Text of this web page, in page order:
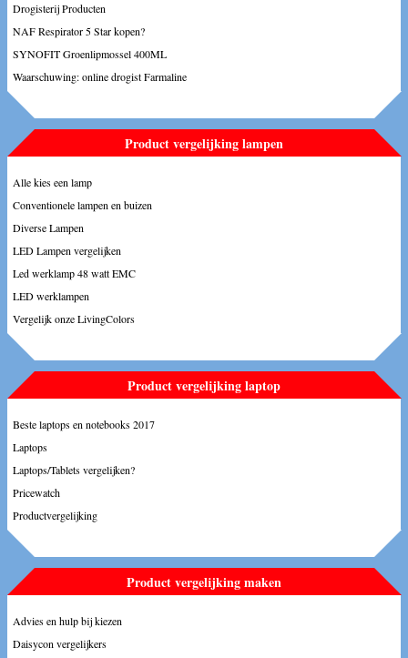
Drogisterij Producten
NAF Respirator 5 Star kopen?
SYNOFIT Groenlipmossel 400ML
Waarschuwing: online drogist Farmaline
Product vergelijking lampen
Alle kies een lamp
Conventionele lampen en buizen
Diverse Lampen
LED Lampen vergelijken
Led werklamp 48 watt EMC
LED werklampen
Vergelijk onze LivingColors
Product vergelijking laptop
Beste laptops en notebooks 2017
Laptops
Laptops/Tablets vergelijken?
Pricewatch
Productvergelijking
Product vergelijking maken
Advies en hulp bij kiezen
Daisycon vergelijkers